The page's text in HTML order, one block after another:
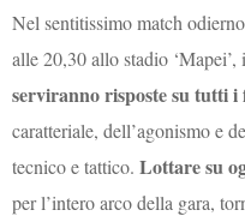
Nel sentitissimo match
alle 20,30 allo stadio
serviranno risposte su tutti
caratteriale, dell’agonismo e
tecnico e tattico. Lottare su
per l’intero arco della gara,